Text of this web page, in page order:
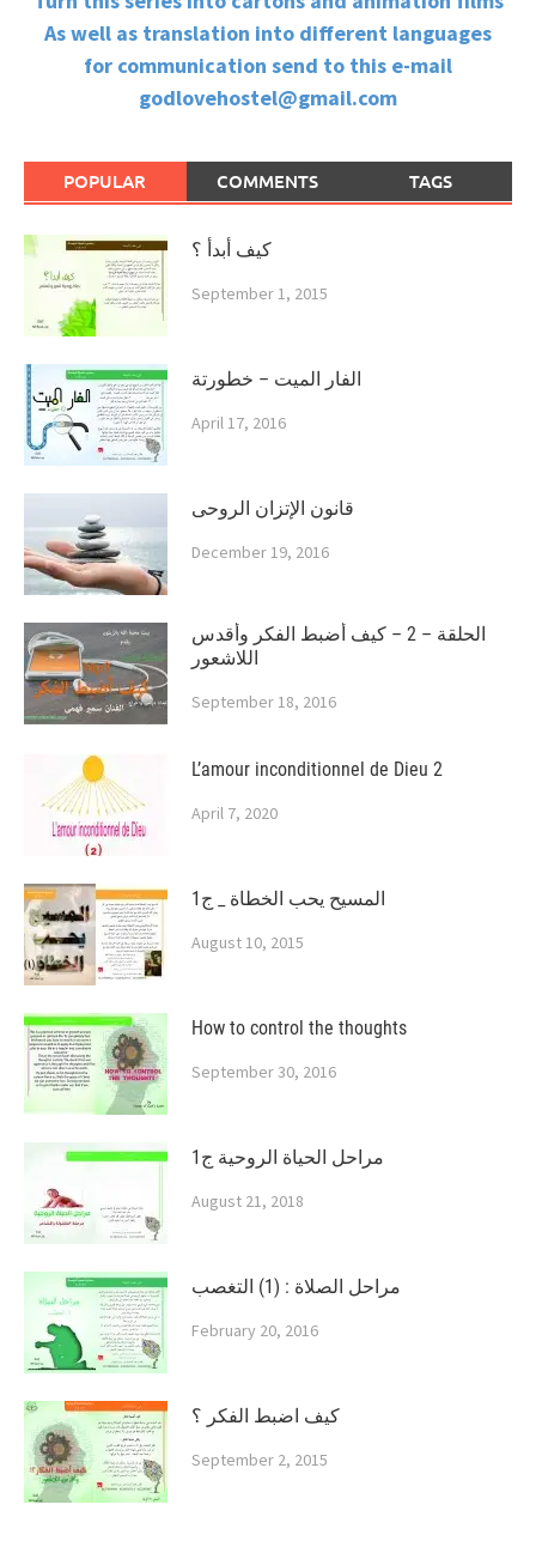
As well as translation into different languages
for communication send to this e-mail
godlovehostel@gmail.com
POPULAR COMMENTS TAGS
كيف أبدأ ؟
September 1, 2015
الفار الميت – خطورتة
April 17, 2016
قانون الإتزان الروحى
December 19, 2016
الحلقة – 2 – كيف أضبط الفكر وأقدس
اللاشعور
September 18, 2016
L’amour inconditionnel de Dieu 2
April 7, 2020
المسيح يحب الخطاة _ ج1
August 10, 2015
How to control the thoughts
September 30, 2016
مراحل الحياة الروحية ج1
August 21, 2018
مراحل الصلاة : (1) التغصب
February 20, 2016
كيف اضبط الفكر ؟
September 2, 2015